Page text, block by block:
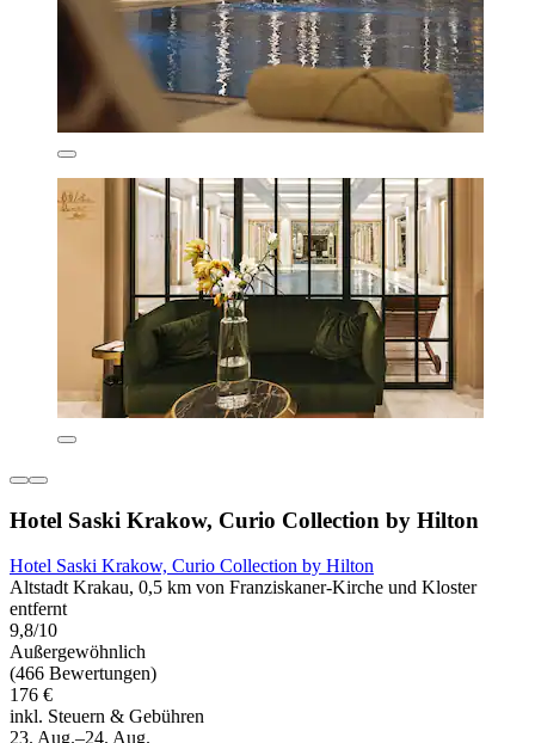
Hotel Saski Krakow, Curio Collection by Hilton
Hotel Saski Krakow, Curio Collection by Hilton
Altstadt Krakau, 0,5 km von Franziskaner-Kirche und Kloster
entfernt
9,8/10
Außergewöhnlich
(466 Bewertungen)
176 €
inkl. Steuern & Gebühren
23. Aug.–24. Aug.